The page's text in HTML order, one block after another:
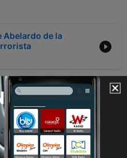
Abelardo de la
cúpula policial y
Alcocer y avanza
por divorcio